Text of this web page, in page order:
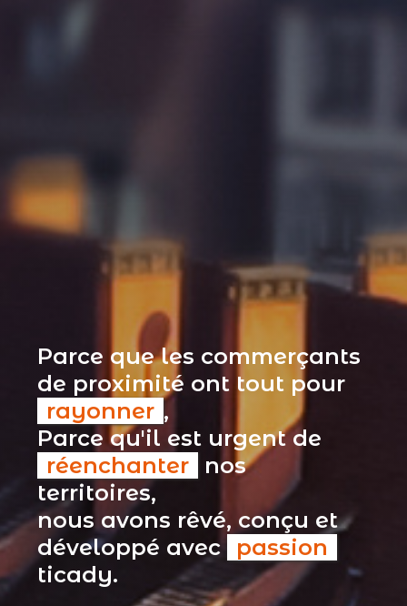
Parce que les commerçants
de proximité ont tout pour
rayonner ,
Parce qu'il est urgent de
réenchanter
nos
territoires,
nous avons rêvé, conçu et
développé avec passion
ticady.